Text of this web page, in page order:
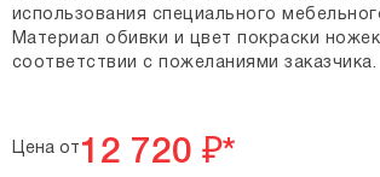
использования специального
Материал обивки и цвет покраски
соответствии с пожеланиями заказчика.
Цена от 12 720 ₽*